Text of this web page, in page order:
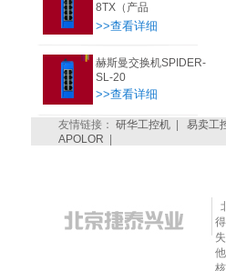
8TX（产品
>>查看详细
赫斯曼交换机SPIDER-
SL-20
>>查看详细
友情链接： 研华工控机| 易卖工
APOLOR